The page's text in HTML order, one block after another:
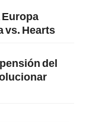
Europa
vs. Hearts
del